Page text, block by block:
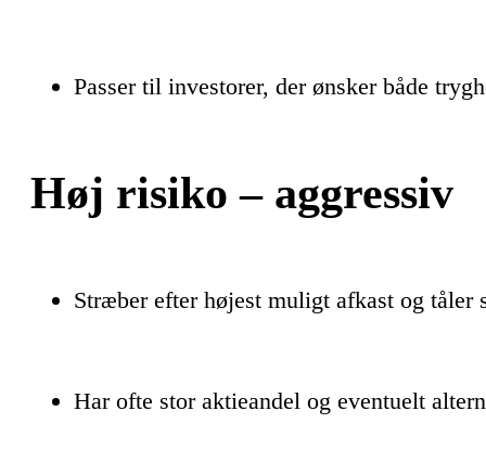
Passer til investorer, der ønsker både
Høj risiko – aggressiv
Stræber efter højest muligt afkast og tåler
Har ofte stor aktieandel og eventuelt